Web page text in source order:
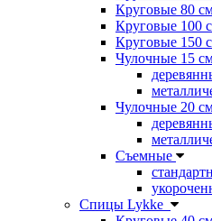
Круговые 80
Круговые 100
Круговые 150
Чулочные 15
Чулочные 20
Съемные
Спицы Lykke